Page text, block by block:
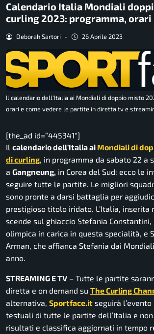
Calendario Italia Mondiali
curling 2023: programma,
Deborah Sartori - 26 Aprile 2023
Il calendario dell'Italia ai Mondiali di doppio misto
orari e come vedere le partite in diretta tv e
[the_ad id=”445341″]
Il calendario dell’Italia ai Mondiali di
di curling , in programma da sabato 22 a
a Gangneung, in Corea del Sud: ecco le
seguire tutte le partite. Le migliori
sono pronte a darsi battaglia per
prestigioso titolo iridato. L’Italia, inserita
scende sul ghiaccio Stefania Constantini,
olimpica in carica in questa specialità, e
Arman, che affianca Stefania dai
anno.
STREAMING E TV – Tutte le partite
diretta e on demand su The Curling
alternativa, Sportface.it seguirà
testuali di tutte le partite dell’Italia e non
risultati e classifica aggiornati in tempo